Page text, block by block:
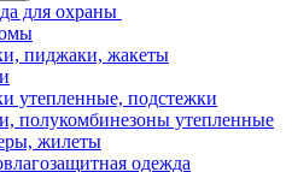
для охраны
пиджаки, жакеты
утепленные, подстежки
полукомбинезоны утепленные
жилеты
одежда